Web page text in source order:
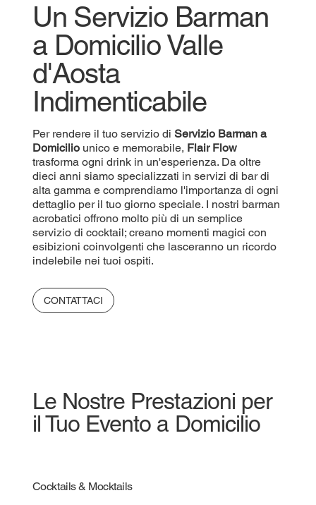
Un Servizio Barman
a Domicilio Valle
d'Aosta
Indimenticabile
Per rendere il tuo servizio di Servizio Barman a
Domicilio unico e memorabile, Flair Flow
trasforma ogni drink in un'esperienza. Da oltre
dieci anni siamo specializzati in servizi di bar di
alta gamma e comprendiamo l'importanza di ogni
dettaglio per il tuo giorno speciale. I nostri barman
acrobatici offrono molto più di un semplice
servizio di cocktail; creano momenti magici con
esibizioni coinvolgenti che lasceranno un ricordo
indelebile nei tuoi ospiti.
CONTATTACI
Le Nostre Prestazioni per
il Tuo Evento a Domicilio
Cocktails & Mocktails